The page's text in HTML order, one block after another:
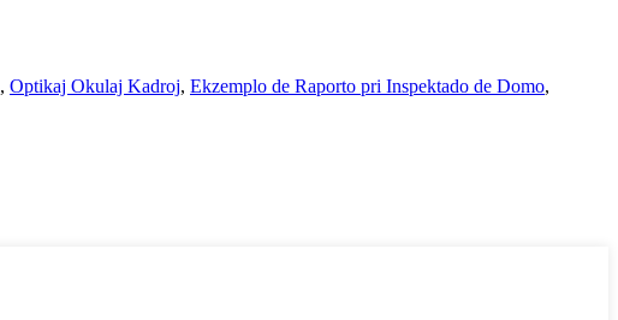
, Optikaj Okulaj Kadroj, Ekzemplo de Raporto pri Inspektado de Domo,